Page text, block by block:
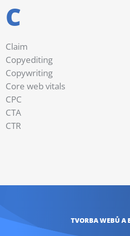
C
Claim
Copyediting
Copywriting
Core web vitals
CPC
CTA
CTR
TVORBA WEBŮ A